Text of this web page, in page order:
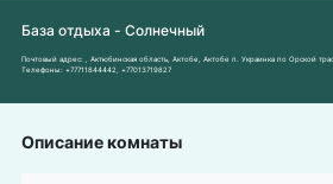
База отдыха - Солнечный
Почтовый адрес:
, Актюбинская область, Актобе, Актобе п. Украинка по Орской
Телефоны: +77711844442 +77013719827
Описание комнаты